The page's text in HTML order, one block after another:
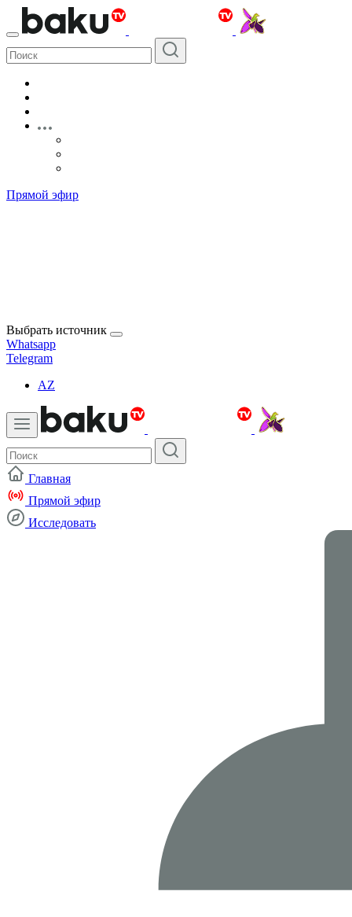
Прямой эфир
Выбрать источник
Whatsapp
Telegram
AZ
Главная
Прямой эфир
Исследовать